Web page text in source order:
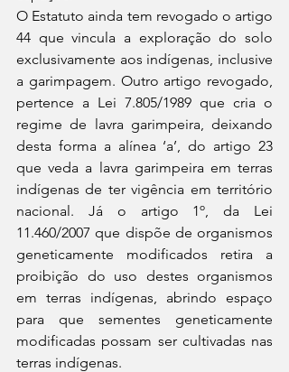
O Estatuto ainda tem revogado o artigo
44 que vincula a exploração do solo
exclusivamente aos indígenas, inclusive
a garimpagem. Outro artigo revogado,
pertence a Lei 7.805/1989 que cria o
regime de lavra garimpeira, deixando
desta forma a alínea ‘a’, do artigo 23
que veda a lavra garimpeira em terras
indígenas de ter vigência em território
nacional. Já o artigo 1º, da Lei
11.460/2007 que dispõe de organismos
geneticamente modificados retira a
proibição do uso destes organismos
em terras indígenas, abrindo espaço
para que sementes geneticamente
modificadas possam ser cultivadas nas
terras indígenas.